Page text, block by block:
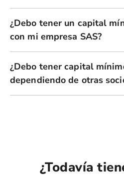
¿Debo tener un capital
con mi empresa SAS?
¿Debo tener capital
dependiendo de otras
¿Todavía